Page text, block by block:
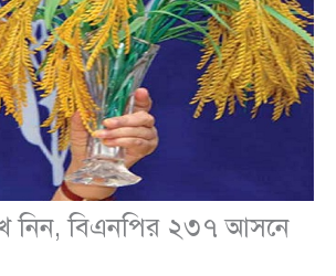
নিন, বিএনপির ২৩৭ আসনে